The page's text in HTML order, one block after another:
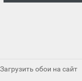
Загрузить обои на сайт